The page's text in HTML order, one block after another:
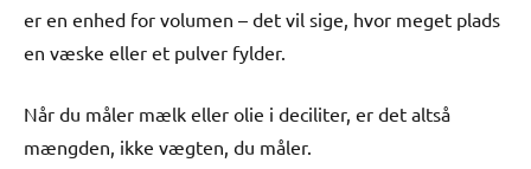
er en enhed for volumen – det vil sige, hvor meget plads
en væske eller et pulver fylder.
Når du måler mælk eller olie i deciliter, er det altså
mængden, ikke vægten, du måler.